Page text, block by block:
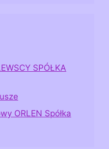
SPÓŁKA
ORLEN Spółka